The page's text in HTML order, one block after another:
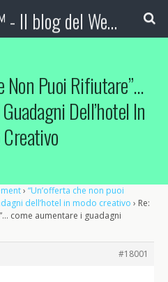
Booking Blog™ - Il blog del Web Marketing Turistico
Non Puoi Rifiutare”…
Dell’hotel In
› “Un’offerta che non puoi
dell’hotel in modo creativo › Re:
come aumentare i guadagni
#18001